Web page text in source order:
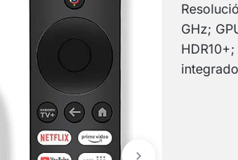
GHz;